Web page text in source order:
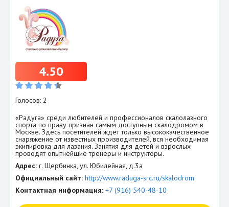
4.50
Голосов: 2
«Радуга» среди любителей и профессионалов скалолазного
спорта по праву признан самым доступным скалодромом в
Москве. Здесь посетителей ждет только высококачественное
снаряжение от известных производителей, вся необходимая
экипировка для лазания. Занятия для детей и взрослых
проводят опытнейшие тренеры и инструкторы.
Адрес: г. Щербинка, ул. Юбилейная, д.3а
Официальный сайт: http://www.raduga-src.ru/skalodrom
Контактная информация: +7 (916) 540-48-10